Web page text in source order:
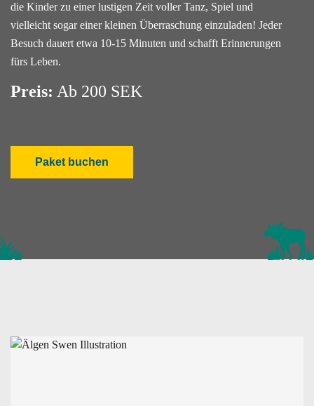
die Kinder zu einer lustigen Zeit voller Tanz, Spiel und
vielleicht sogar einer kleinen Überraschung einzuladen! Jeder
Besuch dauert etwa 10-15 Minuten und schafft Erinnerungen
fürs Leben.
Preis: Ab 200 SEK
Paket buchen